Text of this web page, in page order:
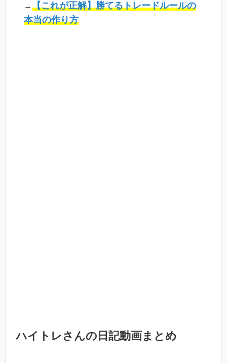
→【これが正解】勝てるトレードルールの
本当の作り方
ハイトレさんの日記動画まとめ